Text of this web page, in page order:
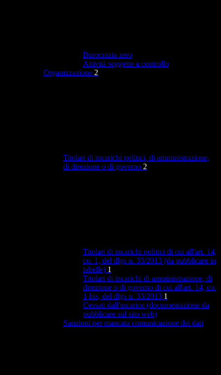
Burocrazia zero
Attività soggette a controllo
Organizzazione 2
Titolari di incarichi politici, di amministrazione,
di direzione o di governo 2
Titolari di incarichi politici di cui all'art. 14,
co. 1, del dlgs n. 33/2013 (da pubblicare in
tabelle) 1
Titolari di incarichi di amministrazione, di
direzione o di governo di cui all'art. 14, co.
1-bis, del dlgs n. 33/2013 1
Cessati dall'incarico (documentazione da
pubblicare sul sito web)
Sanzioni per mancata comunicazione dei dati